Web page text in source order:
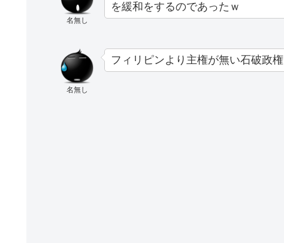
名無し
を緩和をするのであったｗ
名無し
フィリピンより主権が無い石破政権